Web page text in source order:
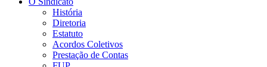
História
Diretoria
Estatuto
Acordos Coletivos
Prestação de Contas